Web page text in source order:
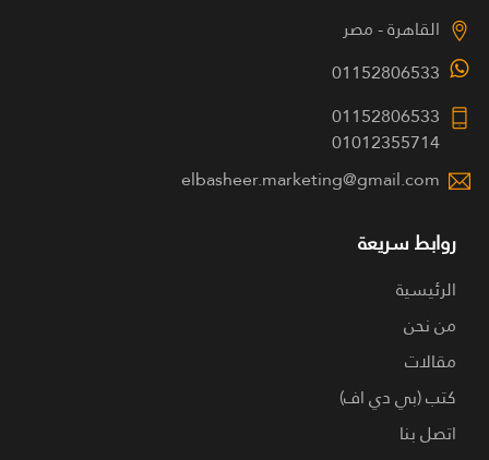
القاهرة - مصر
01152806533
01152806533
01012355714
elbasheer.marketing@gmail.com
روابط سريعة
الرئيسية
من نحن
مقالات
كتب (بي دي اف)
اتصل بنا